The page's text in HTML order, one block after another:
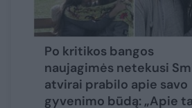
Po kritikos bangos
naujagimės netekusi
atvirai prabilo apie savo
gyvenimo būdą: „Apie